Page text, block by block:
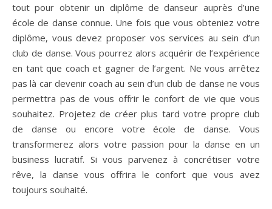
tout pour obtenir un diplôme de danseur auprès d’une
école de danse connue. Une fois que vous obteniez votre
diplôme, vous devez proposer vos services au sein d’un
club de danse. Vous pourrez alors acquérir de l’expérience
en tant que coach et gagner de l’argent. Ne vous arrêtez
pas là car devenir coach au sein d’un club de danse ne vous
permettra pas de vous offrir le confort de vie que vous
souhaitez. Projetez de créer plus tard votre propre club
de danse ou encore votre école de danse. Vous
transformerez alors votre passion pour la danse en un
business lucratif. Si vous parvenez à concrétiser votre
rêve, la danse vous offrira le confort que vous avez
toujours souhaité.